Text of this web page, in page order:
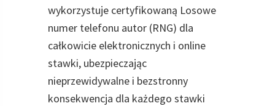
wykorzystuje certyfikowaną Losowe
numer telefonu autor (RNG) dla
całkowicie elektronicznych i online
stawki, ubezpieczając
nieprzewidywalne i bezstronny
konsekwencja dla każdego stawki